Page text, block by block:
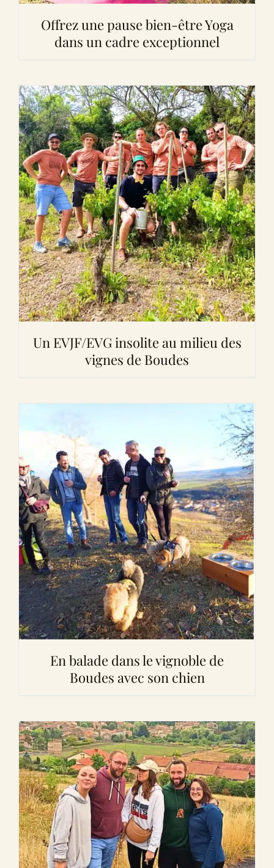
Offrez une pause bien-être Yoga
dans un cadre exceptionnel
Un EVJF/EVG insolite au milieu des
vignes de Boudes
En balade dans le vignoble de
Boudes avec son chien